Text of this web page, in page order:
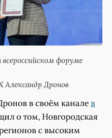
форуме
Дронов
в своём каналев
о том, Новгородская
с высоким